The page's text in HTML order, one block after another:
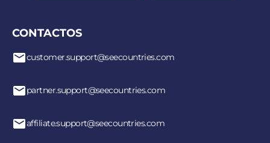
CONTACTOS
customer.support@seecountries.com
partner.support@seecountries.com
affiliate.support@seecountries.com